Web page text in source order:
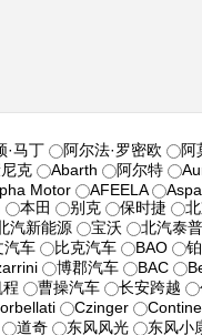
·马丁 阿尔法·罗密欧 阿
克 Abarth 阿尔特
Motor AFEELA
本田 别克 保时捷
汽新能源 宝沃 北汽泰普
汽车 比克汽车 BAO
博郡汽车 BAC
曹操汽车 长安跨越
Czinger
道奇 东风风光 东风小